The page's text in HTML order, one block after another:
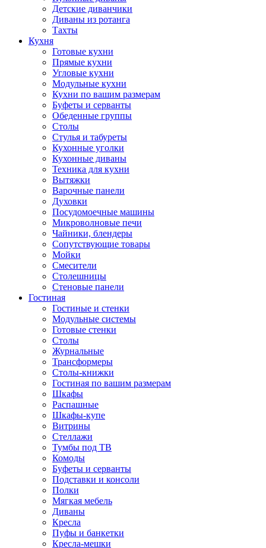
Детские диванчики
Диваны из ротанга
Тахты
Кухня
Готовые кухни
Прямые кухни
Угловые кухни
Модульные кухни
Кухни по вашим размерам
Буфеты и серванты
Обеденные группы
Столы
Стулья и табуреты
Кухонные уголки
Кухонные диваны
Техника для кухни
Вытяжки
Варочные панели
Духовки
Посудомоечные машины
Микроволновые печи
Чайники, блендеры
Сопутствующие товары
Мойки
Смесители
Столешницы
Стеновые панели
Гостиная
Гостиные и стенки
Модульные системы
Готовые стенки
Столы
Журнальные
Трансформеры
Столы-книжки
Гостиная по вашим размерам
Шкафы
Распашные
Шкафы-купе
Витрины
Стеллажи
Тумбы под ТВ
Комоды
Буфеты и серванты
Подставки и консоли
Полки
Мягкая мебель
Диваны
Кресла
Пуфы и банкетки
Кресла-мешки